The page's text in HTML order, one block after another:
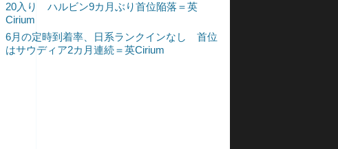
20入り ハルビン9カ月ぶり首位陥落＝英
Cirium
6月の定時到着率、日系ランクインなし 首位
はサウディア2カ月連続＝英Cirium